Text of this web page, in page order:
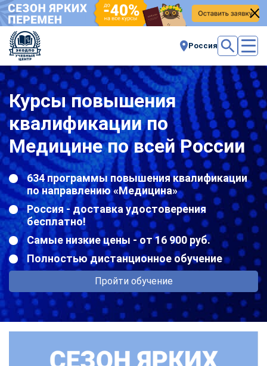
Россия
Курсы повышения
квалификации по
Медицине по всей России
634 программы повышения квалификации
по направлению «Медицина»
Россия - доставка удостоверения
бесплатно!
Самые низкие цены - от 16 900 руб.
Полностью дистанционное обучение
Пройти обучение